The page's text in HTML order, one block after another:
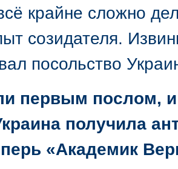
крайне сложно
созидателя.
посольство
послом, и
получила
«Академик